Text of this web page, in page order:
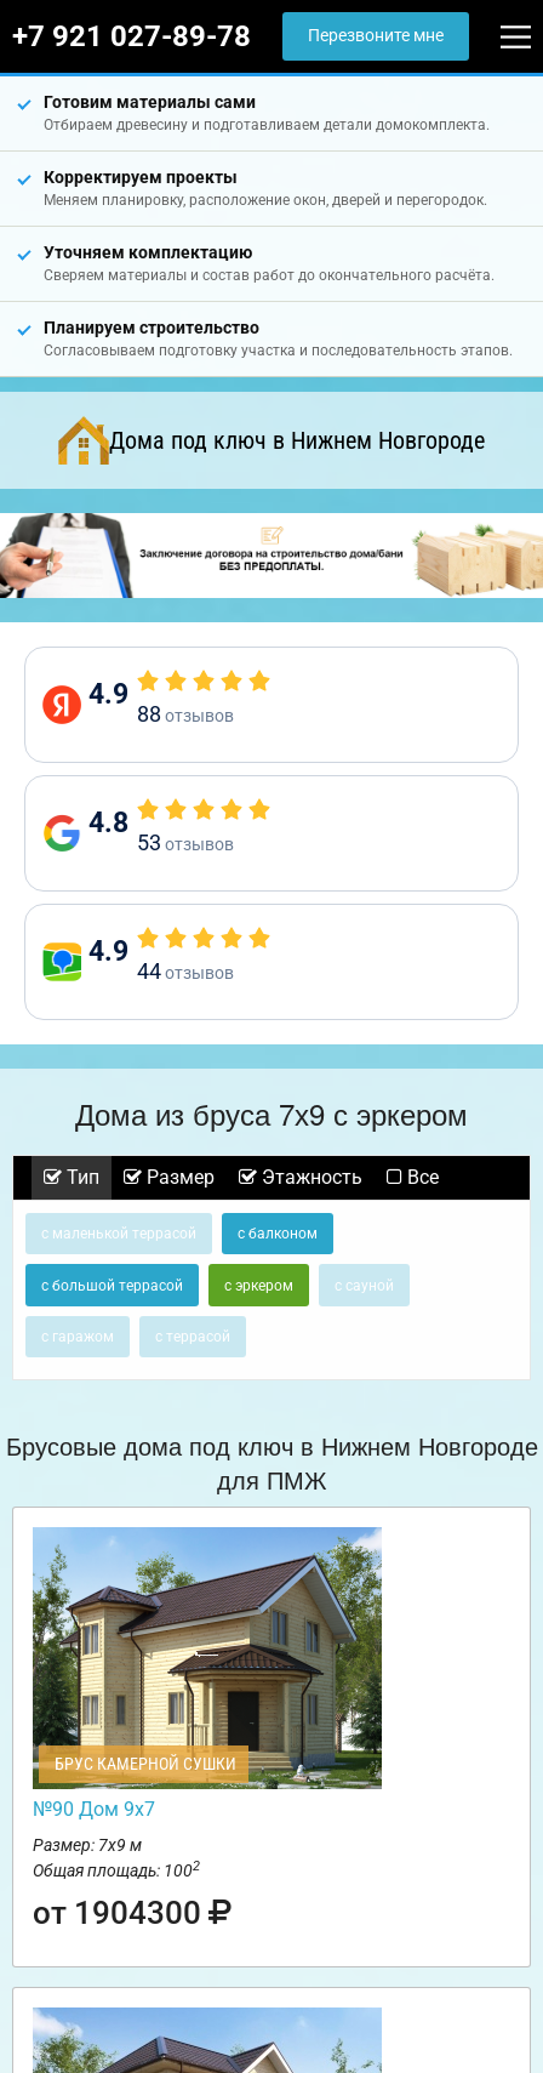
+7 921 027-89-78 Перезвоните мне
Готовим материалы сами
Отбираем древесину и подготавливаем детали домокомплекта.
Корректируем проекты
Меняем планировку, расположение окон, дверей и перегородок.
Уточняем комплектацию
Сверяем материалы и состав работ до окончательного расчёта.
Планируем строительство
Согласовываем подготовку участка и последовательность этапов.
Дома под ключ в Нижнем Новгороде
4.9
88 отзывов
4.8
53 отзывов
4.9
44отзывов
Дома из бруса 7х9 с эркером
Тип Размер Этажность Все
с маленькой террасой с балконом
с большой террасой с эркером с сауной
с гаражом с террасой
Брусовые дома под ключ в Нижнем Новгороде
для ПМЖ
БРУС КАМЕРНОЙ СУШКИ
№90 Дом 9х7
Размер: 7х9 м
Общая площадь: 1002
от 1904300